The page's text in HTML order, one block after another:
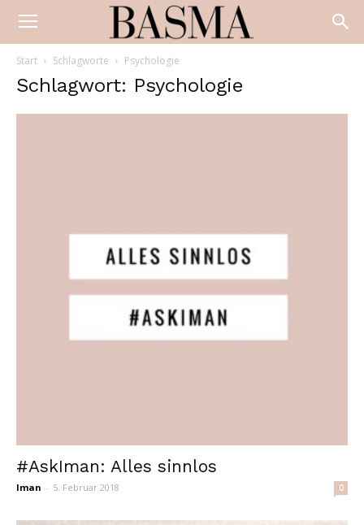
Start Schlagworte Psychologie
Schlagwort: Psychologie
#AskIman: Alles sinnlos
Iman - 5. Februar 2018 0